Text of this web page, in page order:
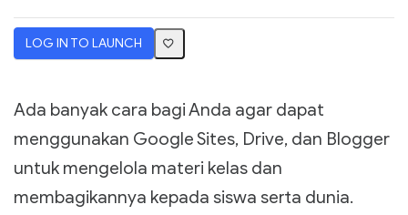
LOG IN TO LAUNCH
Ada banyak cara bagi Anda agar dapat
menggunakan Google Sites, Drive, dan Blogger
untuk mengelola materi kelas dan
membagikannya kepada siswa serta dunia.